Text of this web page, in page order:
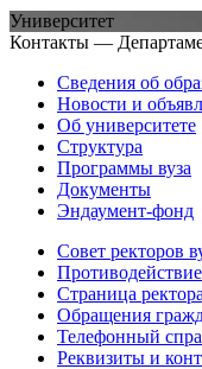
Университет
Контакты —
Сведения об
Новости и
Об университете
Структура
Программы вуза
Документы
Эндаумент-фонд
Совет ректоров
Страница ректора
Обращения
Телефонный
Реквизиты и